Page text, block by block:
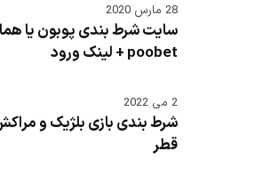
28 مارس 2020
سایت شرط بندی پوبون یا
poobet + لینک ورود
2 می 2022
شرط بندی بازی بلژیک و
قطر